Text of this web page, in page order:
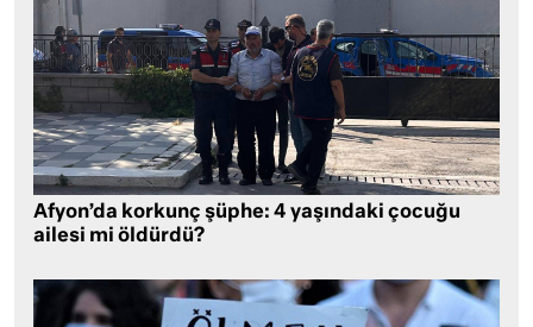
Afyon’da korkunç şüphe: 4 yaşındaki çocuğu
ailesi mi öldürdü?